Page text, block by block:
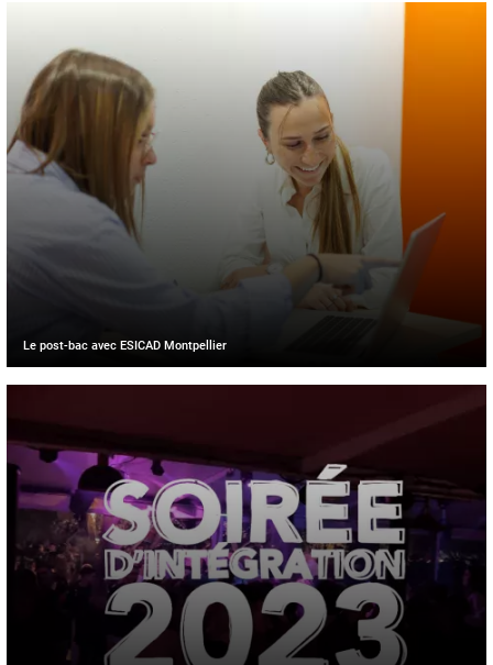
Le post-bac avec ESICAD Montpellier